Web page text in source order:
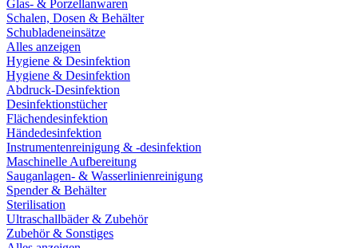
Glas- & Porzellanwaren
Schalen, Dosen & Behälter
Schubladeneinsätze
Alles anzeigen
Hygiene & Desinfektion
Hygiene & Desinfektion
Abdruck-Desinfektion
Desinfektionstücher
Flächendesinfektion
Händedesinfektion
Instrumentenreinigung & -desinfektion
Maschinelle Aufbereitung
Sauganlagen- & Wasserlinienreinigung
Spender & Behälter
Sterilisation
Ultraschallbäder & Zubehör
Zubehör & Sonstiges